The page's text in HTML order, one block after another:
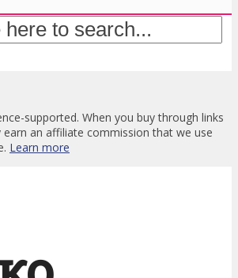
supported. When you buy through links
an affiliate commission that we use
Learn more